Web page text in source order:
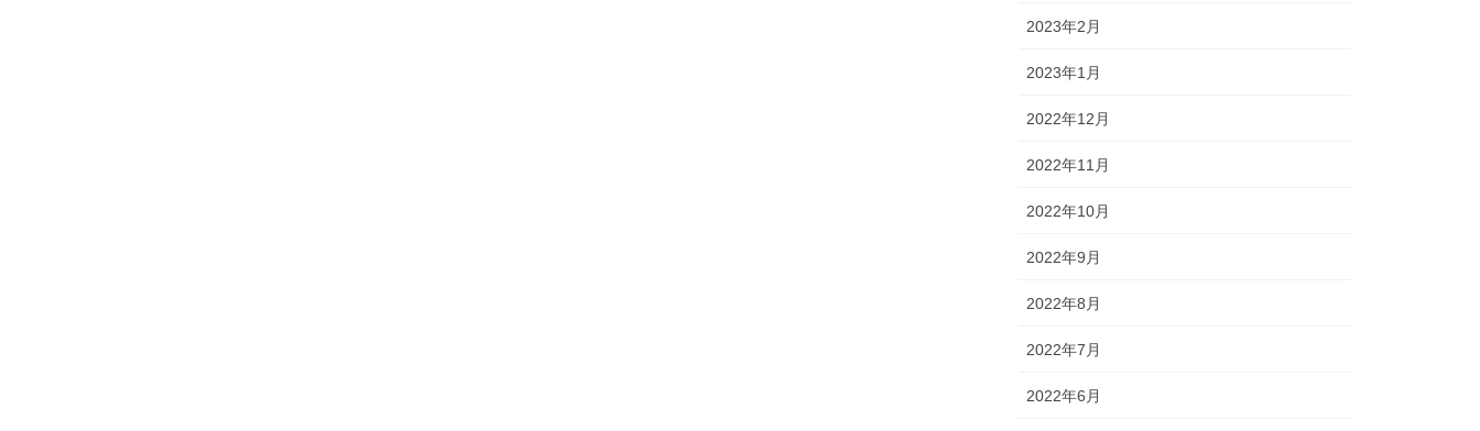
2023年2月
2023年1月
2022年12月
2022年11月
2022年10月
2022年9月
2022年8月
2022年7月
2022年6月